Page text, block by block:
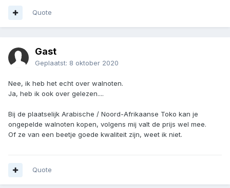
Quote
Gast
Geplaatst: 8 oktober 2020
Nee, ik heb het echt over walnoten.
Ja, heb ik ook over gelezen....
Bij de plaatselijk Arabische / Noord-Afrikaanse Toko kan je
ongepelde walnoten kopen, volgens mij valt de prijs wel mee.
Of ze van een beetje goede kwaliteit zijn, weet ik niet.
Quote